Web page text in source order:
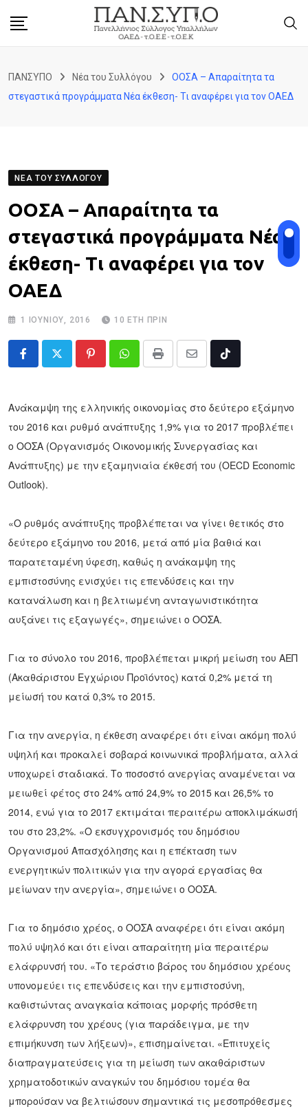
ΠΑΝΣΥΠΟ Νέα του Συλλόγου
ΟΟΣΑ – Απαραίτητα τα
στεγαστικά προγράμματα Νέα έκθεση- Τι αναφέρει για τον ΟΑΕΔ
ΝΈΑ ΤΟΥ ΣΥΛΛΌΓΟΥ
ΟΟΣΑ – Απαραίτητα τα
στεγαστικά προγράμματα Νέα
έκθεση- Τι αναφέρει για τον
ΟΑΕΔ
1 ΙΟΥΝΊΟΥ, 2016 10 ΈΤΗ ΠΡΙΝ
PinterestWhatsappPrint
Share
Email
Tiktok
Ανάκαμψη της ελληνικής οικονομίας στο δεύτερο εξάμηνο
του 2016 και ρυθμό ανάπτυξης 1,9% για το 2017 προβλέπει
ο ΟΟΣΑ (Οργανισμός Οικονομικής Συνεργασίας και
Ανάπτυξης) με την εξαμηνιαία έκθεσή του (OECD Economic
Outlook).
«Ο ρυθμός ανάπτυξης προβλέπεται να γίνει θετικός στο
δεύτερο εξάμηνο του 2016, μετά από μία βαθιά και
παρατεταμένη ύφεση, καθώς η ανάκαμψη της
εμπιστοσύνης ενισχύει τις επενδύσεις και την
κατανάλωση και η βελτιωμένη ανταγωνιστικότητα
αυξάνει τις εξαγωγές», σημειώνει ο ΟΟΣΑ.
Για το σύνολο του 2016, προβλέπεται μικρή μείωση του ΑΕΠ
(Ακαθάριστου Εγχώριου Προϊόντος) κατά 0,2% μετά τη
μείωσή του κατά 0,3% το 2015.
Για την ανεργία, η έκθεση αναφέρει ότι είναι ακόμη πολύ
υψηλή και προκαλεί σοβαρά κοινωνικά προβλήματα, αλλά
υποχωρεί σταδιακά. Το ποσοστό ανεργίας αναμένεται να
μειωθεί φέτος στο 24% από 24,9% το 2015 και 26,5% το
2014, ενώ για το 2017 εκτιμάται περαιτέρω αποκλιμάκωσή
του στο 23,2%. «Ο εκσυγχρονισμός του δημόσιου
Οργανισμού Απασχόλησης και η επέκταση των
ενεργητικών πολιτικών για την αγορά εργασίας θα
μείωναν την ανεργία», σημειώνει ο ΟΟΣΑ.
Για το δημόσιο χρέος, ο ΟΟΣΑ αναφέρει ότι είναι ακόμη
πολύ υψηλό και ότι είναι απαραίτητη μία περαιτέρω
ελάφρυνσή του. «Το τεράστιο βάρος του δημόσιου χρέους
υπονομεύει τις επενδύσεις και την εμπιστοσύνη,
καθιστώντας αναγκαία κάποιας μορφής πρόσθετη
ελάφρυνση του χρέους (για παράδειγμα, με την
επιμήκυνση των λήξεων)», επισημαίνεται. «Επιτυχείς
διαπραγματεύσεις για τη μείωση των ακαθάριστων
χρηματοδοτικών αναγκών του δημόσιου τομέα θα
μπορούσαν να βελτιώσουν σημαντικά τις μεσοπρόθεσμες